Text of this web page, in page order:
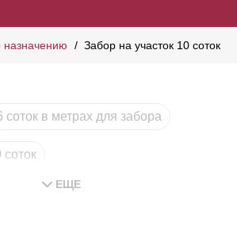
Забор на участок 10 соток
соток в метрах для забора
соток
забор на 10 соток
ЕЩЕ